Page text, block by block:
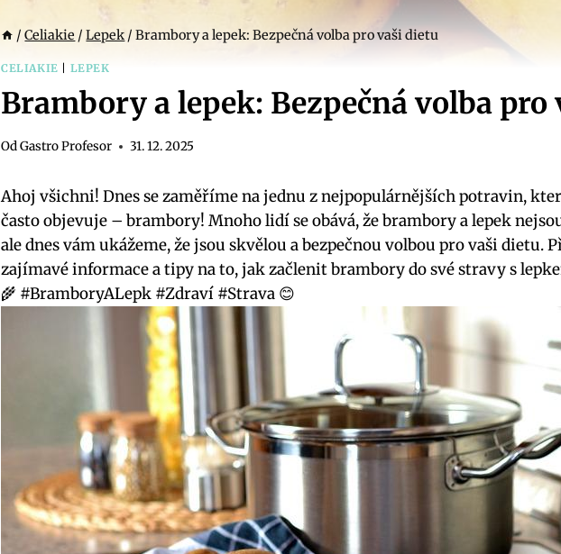
/ Celiakie / Lepek / Brambory a lepek: Bezpečná volba pro vaši dietu
CELIAKIE | LEPEK
Brambory a lepek: Bezpečná volba pro
OdGastro Profesor 31. 12. 2025
Ahoj všichni! Dnes se zaměříme na jednu z nejpopulárnějších potravin,
často objevuje – brambory! Mnoho lidí se obává, že brambory a lepek
ale dnes vám ukážeme, že jsou skvělou a bezpečnou volbou pro vaši dietu.
zajímavé informace a tipy na to, jak začlenit brambory do své stravy s
🌾 #BramboryALepk #Zdraví #Strava 😊